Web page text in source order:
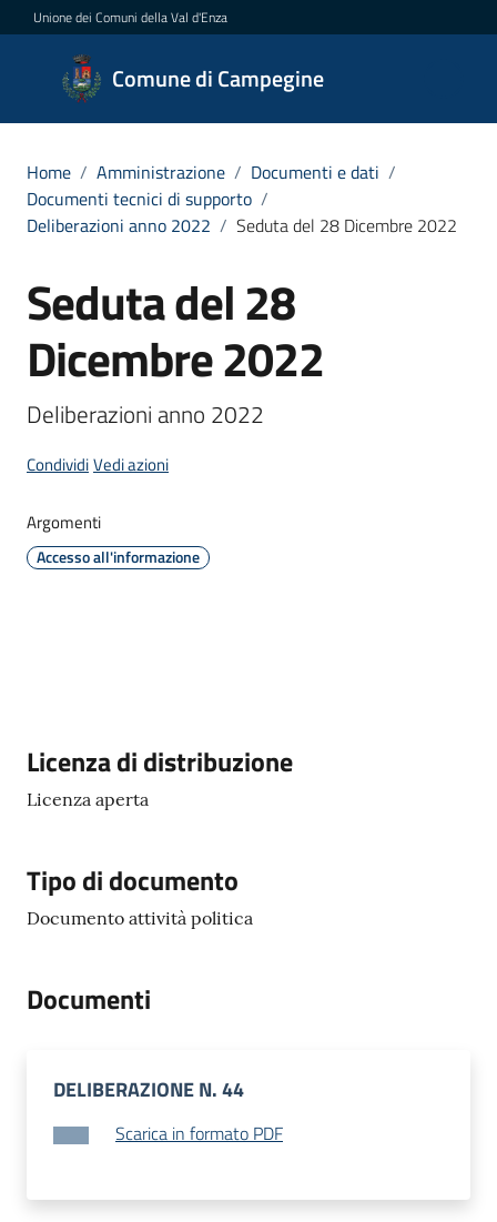
Vai al contenuto
Vai alla navigazione
Vai al footer
Unione dei Comuni della Val d'Enza
Comune di Campegine
Comune di
Campegine
Amministrazione
Menu selezionato
Servizi
Vivere
Campegine
PagoPA
gli
Home / Amministrazione / Documenti e dati /
Documenti tecnici di supporto /
Deliberazioni anno 2022 / Seduta del 28 Dicembre 2022
Salta al contenuto
Seduta del 28
Dicembre 2022
Deliberazioni anno 2022
CondividiVedi azioni
Argomenti
Accesso all'informazione
Descrizione
Licenza di distribuzione
Licenza aperta
Tipo di documento
Documento attività politica
Documenti
DELIBERAZIONE N. 44
Scarica in formato PDF